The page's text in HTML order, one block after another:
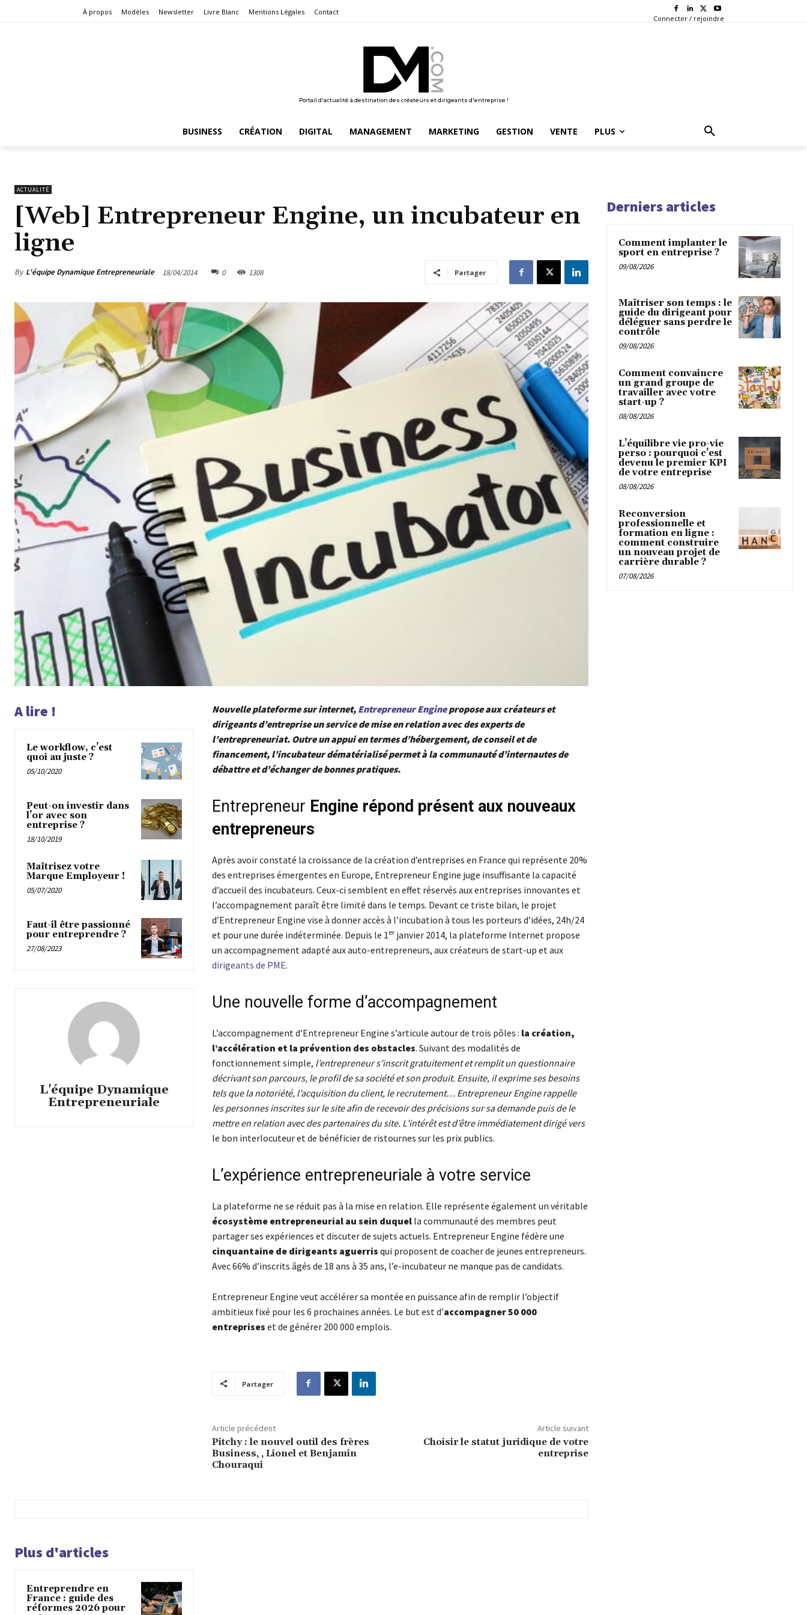
À propos Modèles Newsletter Livre Blanc Mentions Légales Contact
Connecter / rejoindre
Portail d'actualité à destination des créateurs et dirigeants d'entreprise !
BUSINESS CRÉATION DIGITAL MANAGEMENT MARKETING GESTION VENTE PLUS
ACTUALITÉ
[Web] Entrepreneur Engine, un incubateur en
ligne
By L'équipe Dynamique Entrepreneuriale 18/04/2014 0 1308 Partager
A lire !
Le workflow, c’est
quoi au juste ?
05/10/2020
Peut-on investir dans
l’or avec son
entreprise ?
18/10/2019
Maîtrisez votre
Marque Employeur !
05/07/2020
Faut-il être passionné
pour entreprendre ?
27/08/2023
L'équipe Dynamique
Entrepreneuriale
Nouvelle plateforme sur internet, Entrepreneur Enginepropose aux créateurs et
dirigeants d’entreprise un service de mise en relation avec des experts de
l’entrepreneuriat. Outre un appui en termes d’hébergement, de conseil et de
financement, l’incubateur dématérialisé permet à la communauté d’internautes de
débattre et d’échanger de bonnes pratiques.
Entrepreneur Engine répond présent aux nouveaux
entrepreneurs
Après avoir constaté la croissance de la création d’entreprises en France qui représente 20%
des entreprises émergentes en Europe, Entrepreneur Engine juge insuffisante la capacité
d’accueil des incubateurs. Ceux-ci semblent en effet réservés aux entreprises innovantes et
l’accompagnement paraît être limité dans le temps. Devant ce triste bilan, le projet
d’Entrepreneur Engine vise à donner accès à l’incubation à tous les porteurs d’idées, 24h/24
et pour une durée indéterminée. Depuis le 1 erjanvier 2014, la plateforme Internet propose
un accompagnement adapté aux auto-entrepreneurs, aux créateurs de start-up et aux
dirigeants de PME.
Une nouvelle forme d’accompagnement
L’accompagnement d’Entrepreneur Engine s’articule autour de trois pôles : la création,
l’accélération et la prévention des obstacles. Suivant des modalités de
fonctionnement simple, l’entrepreneur s’inscrit gratuitement et remplit un questionnaire
décrivant son parcours, le profil de sa société et son produit. Ensuite, il exprime ses besoins
tels que la notoriété, l’acquisition du client, le recrutement… Entrepreneur Engine rappelle
les personnes inscrites sur le site afin de recevoir des précisions sur sa demande puis de le
mettre en relation avec des partenaires du site. L’intérêt est d’être immédiatement dirigé vers
le bon interlocuteur et de bénéficier de ristournes sur les prix publics.
L’expérience entrepreneuriale à votre service
La plateforme ne se réduit pas à la mise en relation. Elle représente également un véritable
écosystème entrepreneurial au sein duquel la communauté des membres peut
partager ses expériences et discuter de sujets actuels. Entrepreneur Engine fédère une
cinquantaine de dirigeants aguerris qui proposent de coacher de jeunes entrepreneurs.
Avec 66% d’inscrits âgés de 18 ans à 35 ans, l’e-incubateur ne manque pas de candidats.
Entrepreneur Engine veut accélérer sa montée en puissance afin de remplir l’objectif
ambitieux fixé pour les 6 prochaines années. Le but est d’accompagner 50 000
entreprises et de générer 200 000 emplois.
Partager
Article précédent
Pitchy : le nouvel outil des frères
Business, , Lionel et Benjamin
Chouraqui
Article suivant
Choisir le statut juridique de votre
entreprise
Plus d'articles
Entreprendre en
France : guide des
réformes 2026 pour
Derniers articles
Comment implanter le
sport en entreprise ?
09/08/2026
Maîtriser son temps : le
guide du dirigeant pour
déléguer sans perdre le
contrôle
09/08/2026
Comment convaincre
un grand groupe de
travailler avec votre
start-up ?
08/08/2026
L’équilibre vie pro-vie
perso : pourquoi c’est
devenu le premier KPI
de votre entreprise
08/08/2026
Reconversion
professionnelle et
formation en ligne :
comment construire
un nouveau projet de
carrière durable ?
07/08/2026